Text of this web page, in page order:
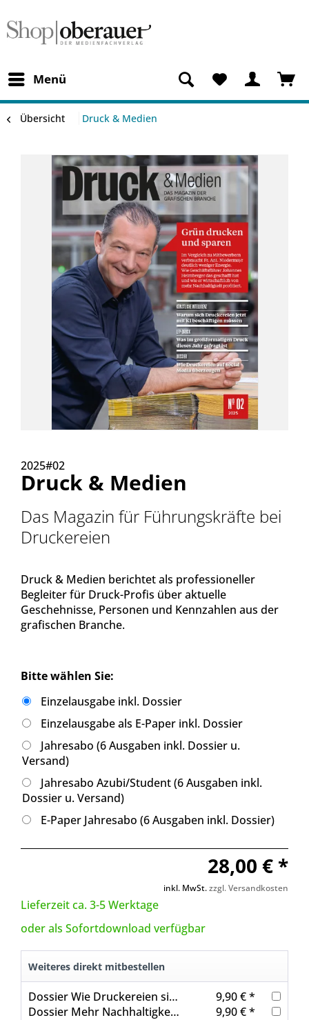
Menü
Übersicht Druck & Medien
2025#02
Druck & Medien
Das Magazin für Führungskräfte bei
Druckereien
Druck & Medien berichtet als professioneller
Begleiter für Druck-Profis über aktuelle
Geschehnisse, Personen und Kennzahlen aus der
grafischen Branche.
Bitte wählen Sie:
Einzelausgabe inkl. Dossier
Einzelausgabe als E-Paper inkl. Dossier
Jahresabo (6 Ausgaben inkl. Dossier u.
Versand)
Jahresabo Azubi/Student (6 Ausgaben inkl.
Dossier u. Versand)
E-Paper Jahresabo (6 Ausgaben inkl. Dossier)
28,00 € *
inkl. MwSt.zzgl. Versandkosten
Lieferzeit ca. 3-5 Werktage
oder als Sofortdownload verfügbar
Weiteres direkt mitbestellen
Dossier Wie Druckereien sinnvoll digitalisieren
9,90 € *
Dossier Mehr Nachhaltigkeit für Druckereien
9,90 € *